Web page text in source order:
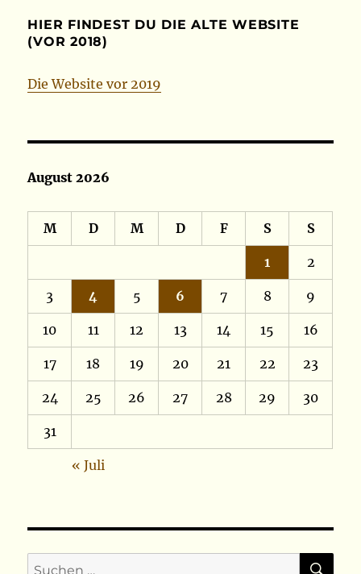
HIER FINDEST DU DIE ALTE WEBSITE
(VOR 2018)
Die Website vor 2019
August 2026
M D M D F S S
1 2
3 4 5 6 7 8 9
10 11 12 13 14 15 16
17 18 19 20 21 22 23
24 25 26 27 28 29 30
31
« Juli
Suchen